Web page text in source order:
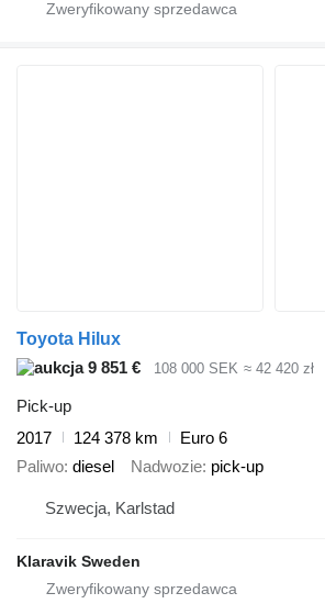
Toyota Hilux
9 851 €
108 000 SEK ≈ 42 420 zł
Pick-up
2017
124 378 km
Euro 6
Paliwo diesel Nadwozie pick-up
Szwecja, Karlstad
Klaravik Sweden